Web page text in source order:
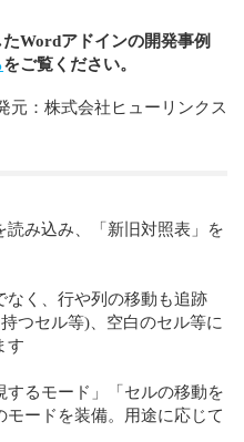
Wordアドインの開発事例
をご覧ください。
元：株式会社ヒューリンクス
読み込み、「新旧対照表」を
なく、行や列の移動も追跡
つセル等)、空白のセル等に
す
するモード」「セルの移動を
ードを装備。用途に応じて